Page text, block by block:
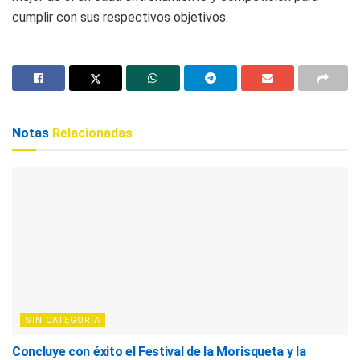
cumplir con sus respectivos objetivos.
Notas Relacionadas
SIN CATEGORÍA
Concluye con éxito el Festival de la Morisqueta y la